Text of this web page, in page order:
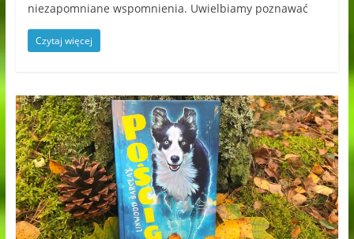
niezapomniane wspomnienia. Uwielbiamy poznawać
Czytaj więcej